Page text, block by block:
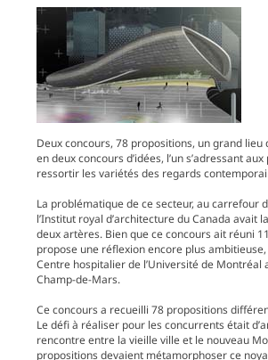
Deux concours, 78 propositions, un grand
en deux concours d’idées, l’un s’adressant
ressortir les variétés des regards
La problématique de ce secteur, au carrefour
l’Institut royal d’architecture du Canada avait
deux artères. Bien que ce concours ait réuni
propose une réflexion encore plus
Centre hospitalier de l’Université de
Champ-de-Mars.
Ce concours a recueilli 78 propositions
Le défi à réaliser pour les concurrents était
rencontre entre la vieille ville et le nouveau
propositions devaient métamorphoser ce